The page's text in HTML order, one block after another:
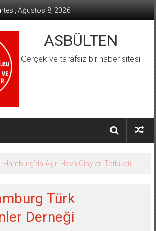
Ağustos 8, 2026
ASBÜLTEN
Gerçek ve tarafsız bir haber sitesi
Hamburg’da Aşırı Hava Olayları Tatbikatı
Türk
Derneği